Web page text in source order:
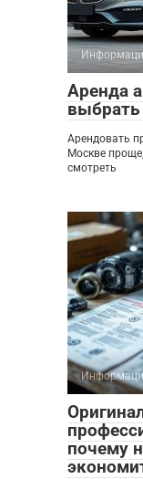
Аренда
выбрать
Арендовать
Москве
смотреть
почему